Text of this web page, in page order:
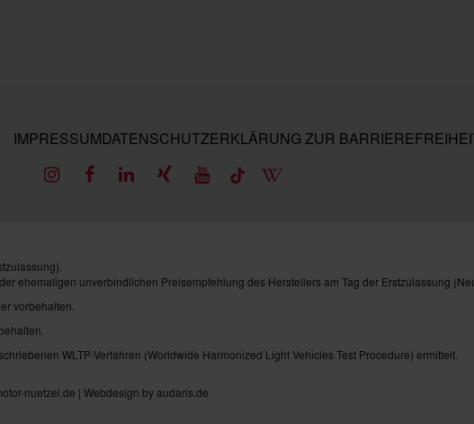
IMPRESSUMDATENSCHUTZERKLÄRUNG ZUR
ehemaligen unverbindlichen Preisempfehlung des Herstellers am Tag der Erstzulassung
vorbehalten.
WLTP-Verfahren (Worldwide Harmonized Light Vehicles Test Procedure) ermittelt.
nuetzel.de | Webdesign by audaris.de